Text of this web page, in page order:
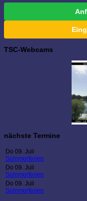
TSC-Webcams
nächste Termine
Do 09. Juli
Sommerferien
Do 09. Juli
Sommerferien
Do 09. Juli
Sommerferien